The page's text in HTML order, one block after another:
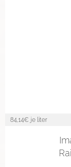
84,14€ je liter